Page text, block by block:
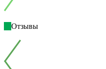
Отзывы